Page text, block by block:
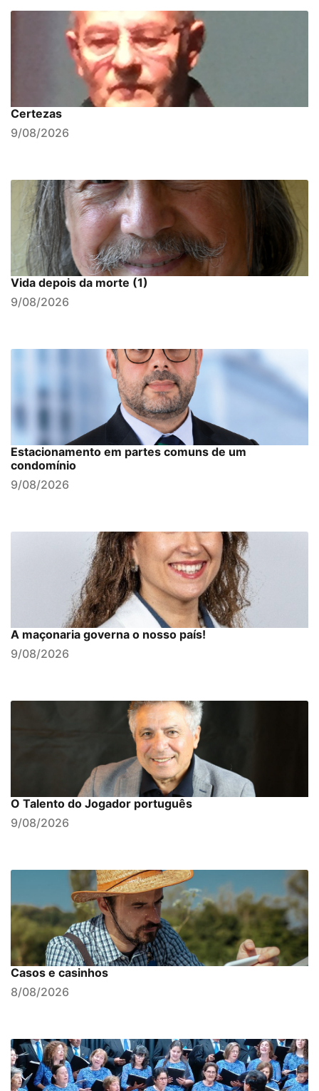
Certezas
9/08/2026
Vida depois da morte (1)
9/08/2026
Estacionamento em partes comuns de um
condomínio
9/08/2026
A maçonaria governa o nosso país!
9/08/2026
O Talento do Jogador português
9/08/2026
Casos e casinhos
8/08/2026